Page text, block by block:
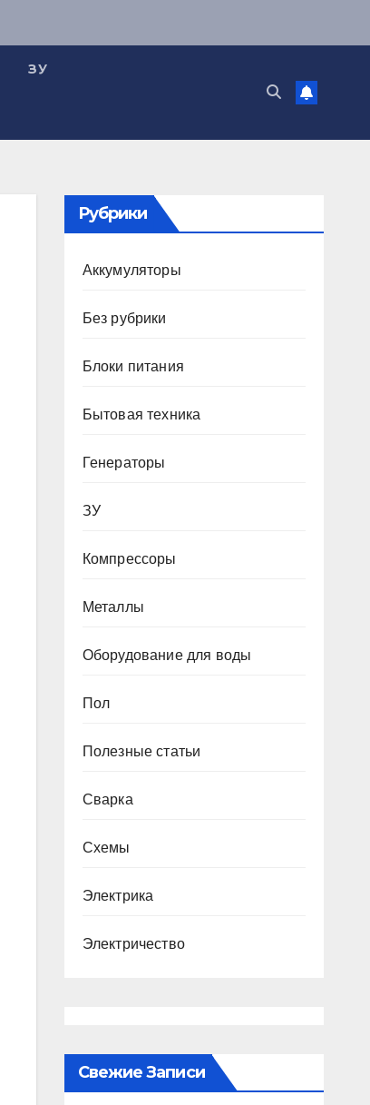
ЗУ
Рубрики
Аккумуляторы
Без рубрики
Блоки питания
Бытовая техника
Генераторы
ЗУ
Компрессоры
Металлы
Оборудование для воды
Пол
Полезные статьи
Сварка
Схемы
Электрика
Электричество
Свежие Записи